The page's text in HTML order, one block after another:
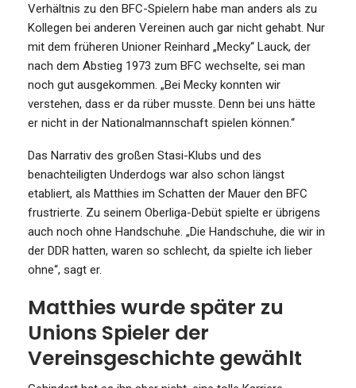
Verhältnis zu den BFC-Spielern habe man anders als zu
Kollegen bei anderen Vereinen auch gar nicht gehabt. Nur
mit dem früheren Unioner Reinhard „Mecky“ Lauck, der
nach dem Abstieg 1973 zum BFC wechselte, sei man
noch gut ausgekommen. „Bei Mecky konnten wir
verstehen, dass er da rüber musste. Denn bei uns hätte
er nicht in der Nationalmannschaft spielen können.“
Das Narrativ des großen Stasi-Klubs und des
benachteiligten Underdogs war also schon längst
etabliert, als Matthies im Schatten der Mauer den BFC
frustrierte. Zu seinem Oberliga-Debüt spielte er übrigens
auch noch ohne Handschuhe. „Die Handschuhe, die wir in
der DDR hatten, waren so schlecht, da spielte ich lieber
ohne“, sagt er.
Matthies wurde später zu
Unions Spieler der
Vereinsgeschichte gewählt